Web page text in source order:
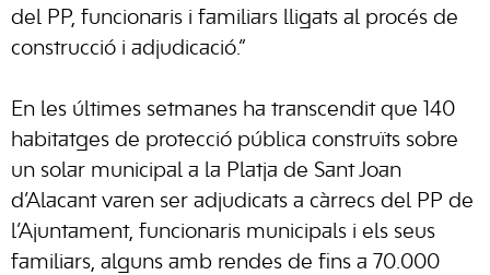
del PP, funcionaris i familiars lligats al procés de
construcció i adjudicació.”
En les últimes setmanes ha transcendit que 140
habitatges de protecció pública construïts sobre
un solar municipal a la Platja de Sant Joan
d’Alacant varen ser adjudicats a càrrecs del PP de
l’Ajuntament, funcionaris municipals i els seus
familiars, alguns amb rendes de fins a 70.000